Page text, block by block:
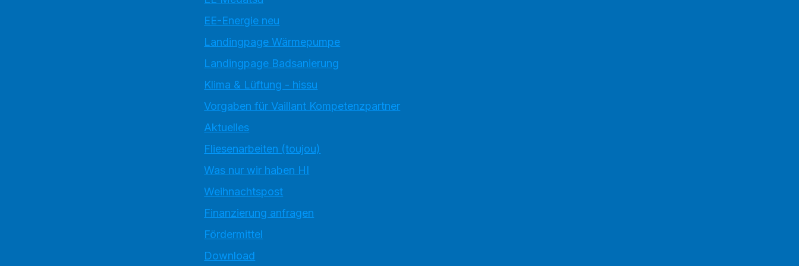
EE-Energie neu
Landingpage Wärmepumpe
Landingpage Badsanierung
Klima & Lüftung - hissu
Vorgaben für Vaillant Kompetenzpartner
Aktuelles
Fliesenarbeiten (toujou)
Was nur wir haben HI
Weihnachtspost
Finanzierung anfragen
Fördermittel
Download